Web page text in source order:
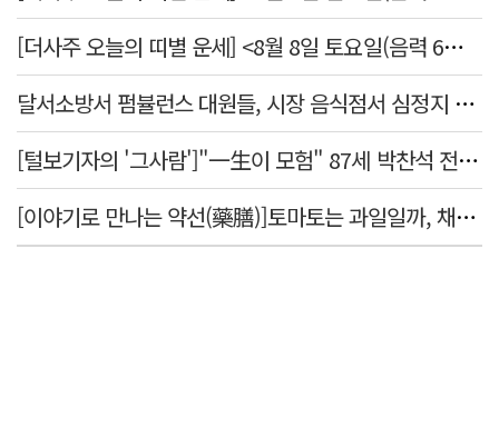
[더사주 오늘의 띠별 운세] <8월 8일 토요일(음력 6월26일)>
달서소방서 펌뷸런스 대원들, 시장 음식점서 심정지 환자 생명 살려
[털보기자의 '그사람']"一生이 모험" 87세 박찬석 전 경북대 총장
[이야기로 만나는 약선(藥膳)]토마토는 과일일까, 채소일까